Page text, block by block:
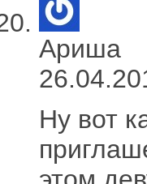
Ариша
Ну вот